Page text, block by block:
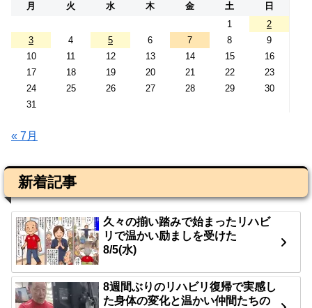
月 火 水 木 金 土
日
1
2
3
4 5 6 7 8
9
10
11 12 13 14 15
16
17
18 19 20 21 22
23
24
25 26 27 28 29
30
31
« 7月
新着記事
久々の揃い踏みで始まったリハビ
リで温かい励ましを受けた
8/5(水)
8週間ぶりのリハビリ復帰で実感し
た身体の変化と温かい仲間たちの